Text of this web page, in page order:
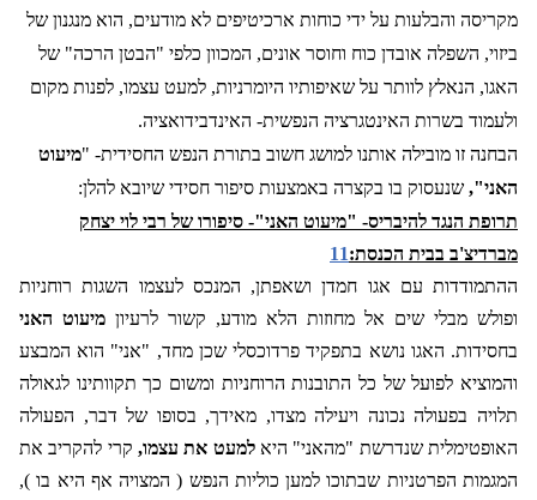
מקריסה והבלעות על ידי כוחות ארכיטיפים לא מודעים, הוא מנגנון של
ביזוי, השפלה אובדן כוח וחוסר אונים, המכוון כלפי "הבטן הרכה" של
האגו, הנאלץ לוותר על שאיפותיו היומרניות, למעט עצמו, לפנות מקום
ולעמוד בשרות האינטגרציה הנפשית- האינדבידואציה.
הבחנה זו מובילה אותנו למושג חשוב בתורת הנפש החסידית- "מיעוט
האני", שנעסוק בו בקצרה באמצעות סיפור חסידי שיובא להלן:
תרופת הנגד להיבריס- "מיעוט האני"- סיפורו של רבי לוי יצחק
מברדיצ'ב בבית הכנסת:11
ההתמודדות עם אגו חמדן ושאפתן, המנכס לעצמו השגות רוחניות
ופולש מבלי שים אל מחוזות הלא מודע, קשור לרעיון מיעוט האני
בחסידות. האגו נושא בתפקיד פרדוכסלי שכן מחד, "אני" הוא המבצע
והמוציא לפועל של כל התובנות הרוחניות ומשום כך תקוותינו לגאולה
תלויה בפעולה נכונה ויעילה מצדו, מאידך, בסופו של דבר, הפעולה
האופטימלית שנדרשת "מהאני" היאלמעט את עצמו, קרי להקריב את
המגמות הפרטניות שבתוכו למען כוליות הנפש ( המצויה אף היא בו ),